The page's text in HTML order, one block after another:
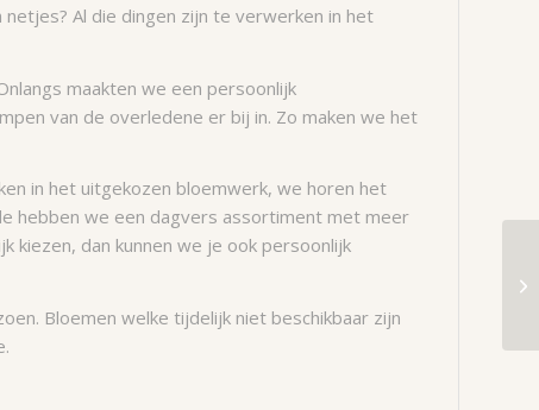
Al die dingen zijn te verwerken in het
maakten we een persoonlijk
van de overledene er bij in. Zo maken we het
in het uitgekozen bloemwerk, we horen het
hebben we een dagvers assortiment met meer
kiezen, dan kunnen we je ook persoonlijk
Bloemen welke tijdelijk niet beschikbaar zijn